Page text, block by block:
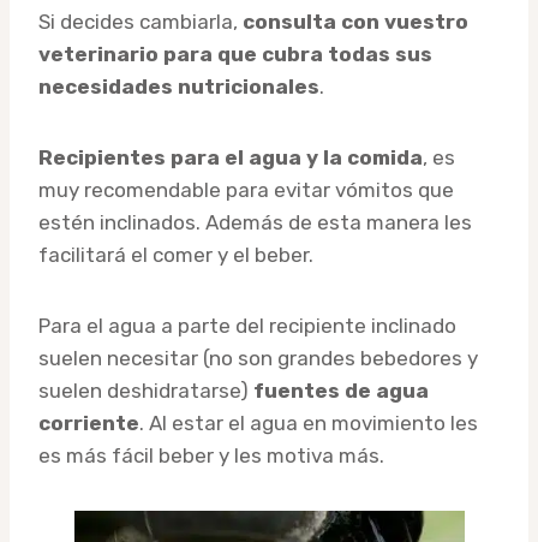
Si decides cambiarla, consulta con vuestro
veterinario para que cubra todas sus
necesidades nutricionales.
Recipientes para el agua y la comida, es
muy recomendable para evitar vómitos que
estén inclinados. Además de esta manera les
facilitará el comer y el beber.
Para el agua a parte del recipiente inclinado
suelen necesitar (no son grandes bebedores y
suelen deshidratarse) fuentes de agua
corriente. Al estar el agua en movimiento les
es más fácil beber y les motiva más.